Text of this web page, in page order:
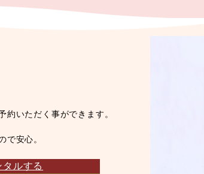
約いただく事ができます。
で安心。
ルする